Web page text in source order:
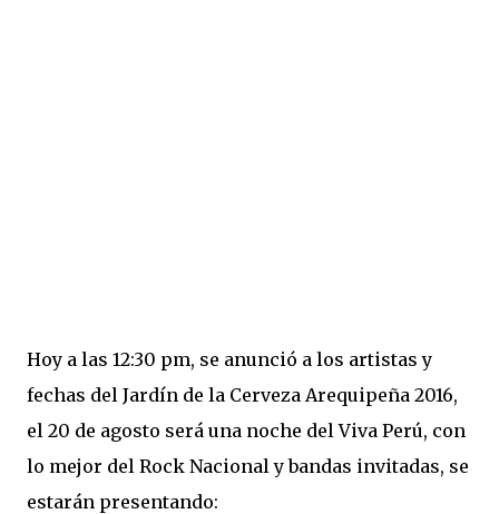
Hoy a las 12:30 pm, se anunció a los artistas y
fechas del Jardín de la Cerveza Arequipeña 2016,
el 20 de agosto será una noche del Viva Perú, con
lo mejor del Rock Nacional y bandas invitadas, se
estarán presentando: